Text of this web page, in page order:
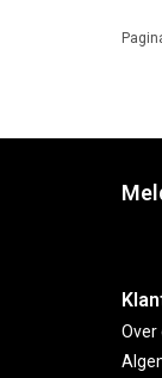
Over